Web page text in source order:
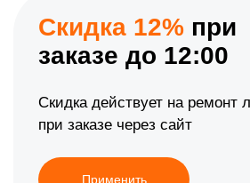
Скидка 12% при
заказе до 12:00
Скидка действует на ремонт
при заказе через сайт
Применить